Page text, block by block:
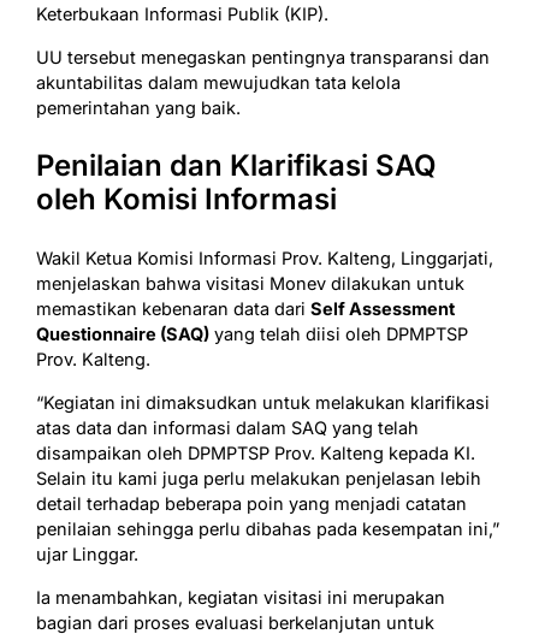
Keterbukaan Informasi Publik (KIP).
UU tersebut menegaskan pentingnya transparansi dan
akuntabilitas dalam mewujudkan tata kelola
pemerintahan yang baik.
Penilaian dan Klarifikasi SAQ
oleh Komisi Informasi
Wakil Ketua Komisi Informasi Prov. Kalteng, Linggarjati,
menjelaskan bahwa visitasi Monev dilakukan untuk
memastikan kebenaran data dari Self Assessment
Questionnaire (SAQ) yang telah diisi oleh DPMPTSP
Prov. Kalteng.
“Kegiatan ini dimaksudkan untuk melakukan klarifikasi
atas data dan informasi dalam SAQ yang telah
disampaikan oleh DPMPTSP Prov. Kalteng kepada KI.
Selain itu kami juga perlu melakukan penjelasan lebih
detail terhadap beberapa poin yang menjadi catatan
penilaian sehingga perlu dibahas pada kesempatan ini,”
ujar Linggar.
Ia menambahkan, kegiatan visitasi ini merupakan
bagian dari proses evaluasi berkelanjutan untuk